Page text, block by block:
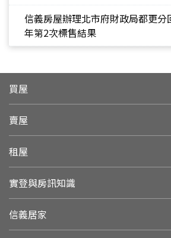
信義房屋辦理北市府財政局都更
年第2次標售結果
買屋
賣屋
租屋
實登與房訊知識
信義居家